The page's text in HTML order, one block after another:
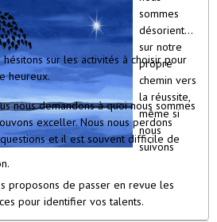
sommes
désorientés
sur notre
propre
chemin vers
la réussite,
même si
nous
suivons
sur les activités à choisir pour
heureux.
nous demandons à quoi nous sommes
exceller. Nous nous perdons
et il est souvent difficile de
proposons de passer en revue les
pour identifier vos talents.